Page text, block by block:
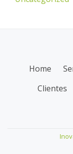
Home
Clientes